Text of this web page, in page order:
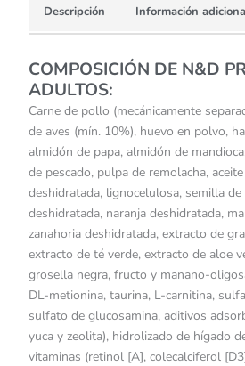
Descripción Información
COMPOSICIÓN DE N&D
ADULTOS:
Carne de pollo (mecánicamente
de aves (mín. 10%), huevo en polvo,
almidón de papa, almidón de
de pescado, pulpa de remolacha,
deshidratada, lignocelulosa, semilla
deshidratada, naranja deshidratada,
zanahoria deshidratada, extracto de
extracto de té verde, extracto de aloe
grosella negra, fructo y manano-
DL-metionina, taurina, L-carnitina,
sulfato de glucosamina, aditivos
yuca y zeolita), hidrolizado de hígado
vitaminas (retinol [A], colecalciferol